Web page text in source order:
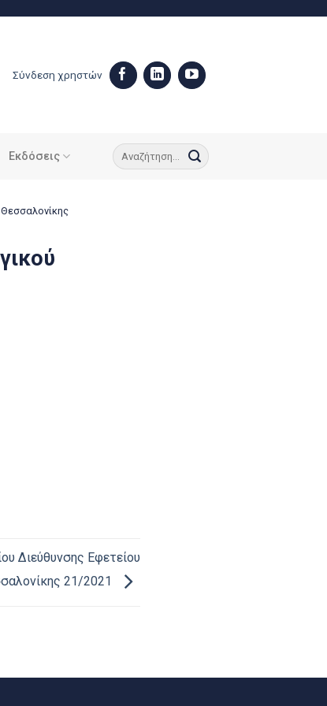
Σύνδεση χρηστών
Εκδόσεις
Διεύθυνσης Εφετείου
21/2021